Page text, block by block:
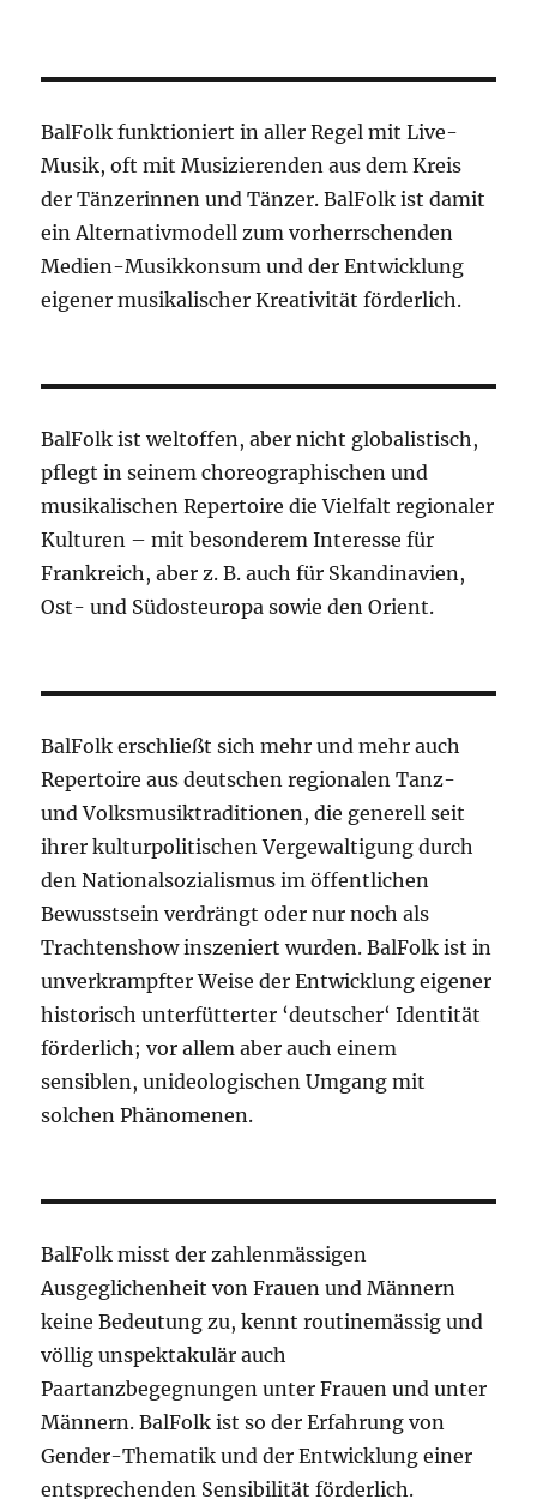
BalFolk funktioniert in aller Regel mit Live-
Musik, oft mit Musizierenden aus dem Kreis
der Tänzerinnen und Tänzer. BalFolk ist damit
ein Alternativmodell zum vorherrschenden
Medien-Musikkonsum und der Entwicklung
eigener musikalischer Kreativität förderlich.
BalFolk ist weltoffen, aber nicht globalistisch,
pflegt in seinem choreographischen und
musikalischen Repertoire die Vielfalt regionaler
Kulturen – mit besonderem Interesse für
Frankreich, aber z. B. auch für Skandinavien,
Ost- und Südosteuropa sowie den Orient.
BalFolk erschließt sich mehr und mehr auch
Repertoire aus deutschen regionalen Tanz-
und Volksmusiktraditionen, die generell seit
ihrer kulturpolitischen Vergewaltigung durch
den Nationalsozialismus im öffentlichen
Bewusstsein verdrängt oder nur noch als
Trachtenshow inszeniert wurden. BalFolk ist in
unverkrampfter Weise der Entwicklung eigener
historisch unterfütterter ‘deutscher‘ Identität
förderlich; vor allem aber auch einem
sensiblen, unideologischen Umgang mit
solchen Phänomenen.
BalFolk misst der zahlenmässigen
Ausgeglichenheit von Frauen und Männern
keine Bedeutung zu, kennt routinemässig und
völlig unspektakulär auch
Paartanzbegegnungen unter Frauen und unter
Männern. BalFolk ist so der Erfahrung von
Gender-Thematik und der Entwicklung einer
entsprechenden Sensibilität förderlich.